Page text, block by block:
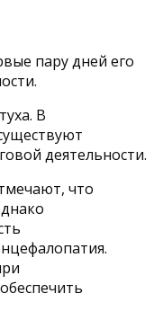
пару дней его
В
деятельности.
что